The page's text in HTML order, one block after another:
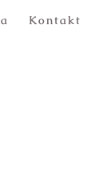
Kontakt